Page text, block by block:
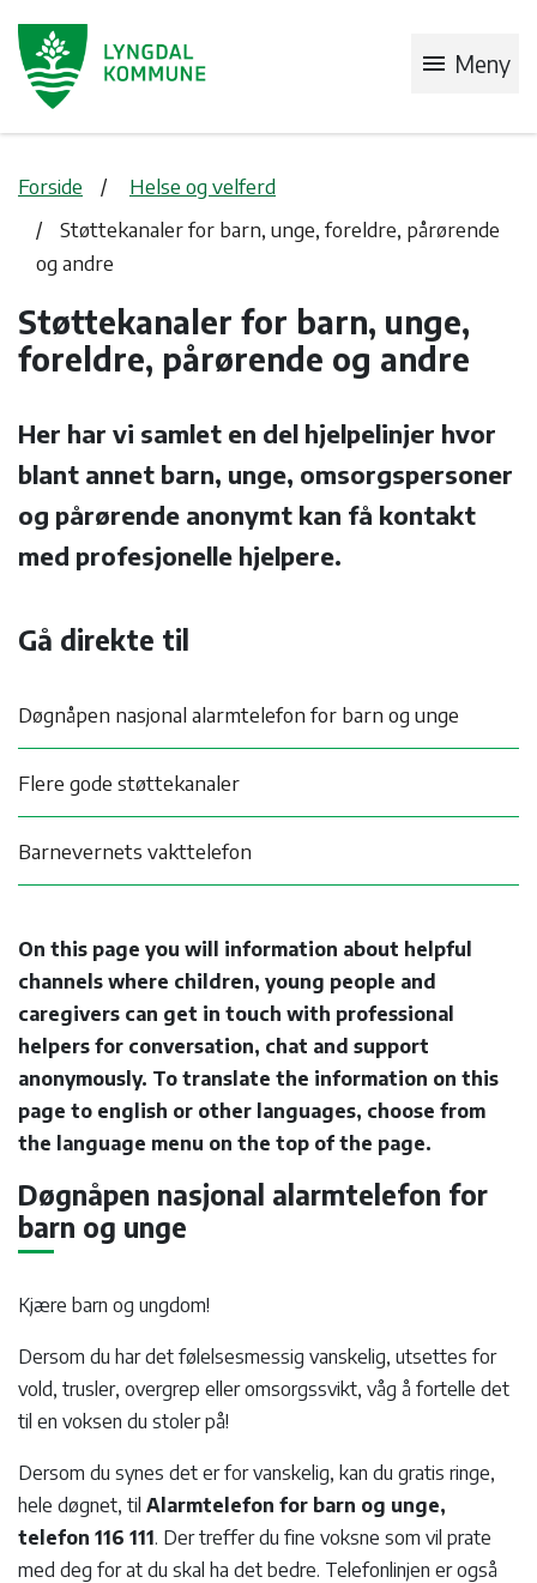
menu Meny
Forside
Helse og velferd
Støttekanaler for barn, unge, foreldre, pårørende
og andre
Støttekanaler for barn, unge,
foreldre, pårørende og andre
Her har vi samlet en del hjelpelinjer hvor
blant annet barn, unge, omsorgspersoner
og pårørende anonymt kan få kontakt
med profesjonelle hjelpere.
Gå direkte til
Døgnåpen nasjonal alarmtelefon for barn og unge
Flere gode støttekanaler
Barnevernets vakttelefon
On this page you will information about helpful
channels where children, young people and
caregivers can get in touch with professional
helpers for conversation, chat and support
anonymously. To translate the information on this
page to english or other languages, choose from
the language menu on the top of the page.
Døgnåpen nasjonal alarmtelefon for
barn og unge
Kjære barn og ungdom!
Dersom du har det følelsesmessig vanskelig, utsettes for
vold, trusler, overgrep eller omsorgssvikt, våg å fortelle det
til en voksen du stoler på!
Dersom du synes det er for vanskelig, kan du gratis ringe,
hele døgnet, til Alarmtelefon for barn og unge,
telefon 116 111. Der treffer du fine voksne som vil prate
med deg for at du skal ha det bedre. Telefonlinjen er også